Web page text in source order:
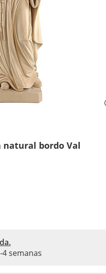
natural bordo Val
semanas